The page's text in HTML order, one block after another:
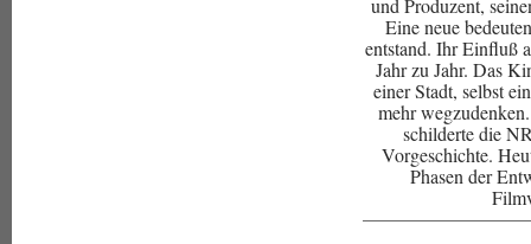
und Produzent,
Eine neue
entstand. Ihr Einfluß
Jahr zu Jahr. Das
einer Stadt, selbst
mehr
schilderte die
Vorgeschichte.
Phasen der